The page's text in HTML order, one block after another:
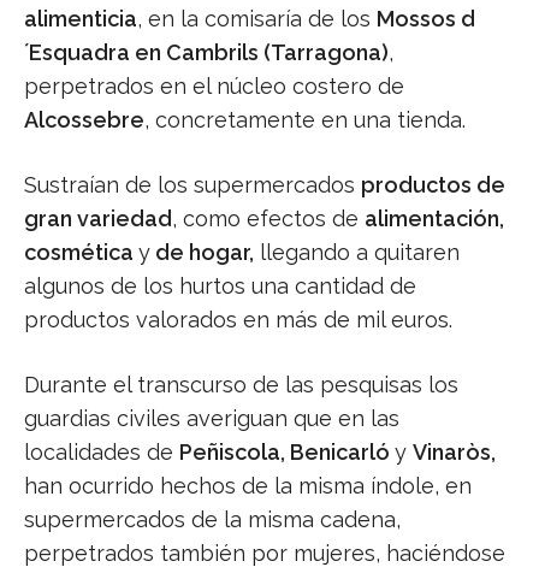
alimenticia, en la comisaría de los Mossos d
´Esquadra en Cambrils (Tarragona),
perpetrados en el núcleo costero de
Alcossebre, concretamente en una tienda.
Sustraían de los supermercados productos de
gran variedad, como efectos de alimentación,
cosmética y de hogar, llegando a quitaren
algunos de los hurtos una cantidad de
productos valorados en más de mil euros.
Durante el transcurso de las pesquisas los
guardias civiles averiguan que en las
localidades de Peñiscola, Benicarló y Vinaròs,
han ocurrido hechos de la misma índole, en
supermercados de la misma cadena,
perpetrados también por mujeres, haciéndose